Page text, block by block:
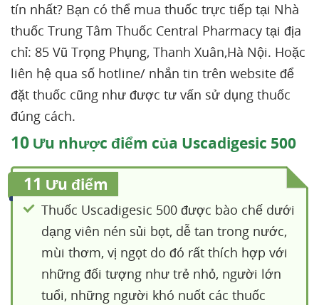
tín nhất? Bạn có thể mua thuốc trực tiếp tại Nhà
thuốc Trung Tâm Thuốc Central Pharmacy tại địa
chỉ: 85 Vũ Trọng Phụng, Thanh Xuân,Hà Nội. Hoặc
liên hệ qua số hotline/ nhắn tin trên website để
đặt thuốc cũng như được tư vấn sử dụng thuốc
đúng cách.
10 Ưu nhược điểm của Uscadigesic 500
11 Ưu điểm
Thuốc Uscadigesic 500 được bào chế dưới
dạng viên nén sủi bọt, dễ tan trong nước,
mùi thơm, vị ngọt do đó rất thích hợp với
những đối tượng như trẻ nhỏ, người lớn
tuổi, những người khó nuốt các thuốc